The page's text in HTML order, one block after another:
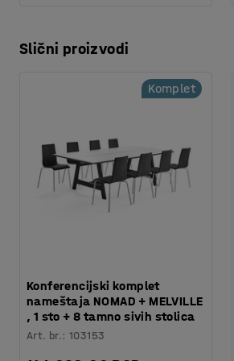
Slični proizvodi
Komplet
Konferencijski komplet
nameštaja NOMAD + MELVILLE
, 1 sto + 8 tamno sivih stolica
Art. br.:103153